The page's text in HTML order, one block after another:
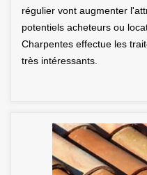
régulier vont augmenter
potentiels acheteurs ou
Charpentes effectue les
très intéressants.